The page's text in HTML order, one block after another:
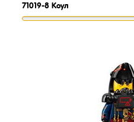
71019-8 Коул